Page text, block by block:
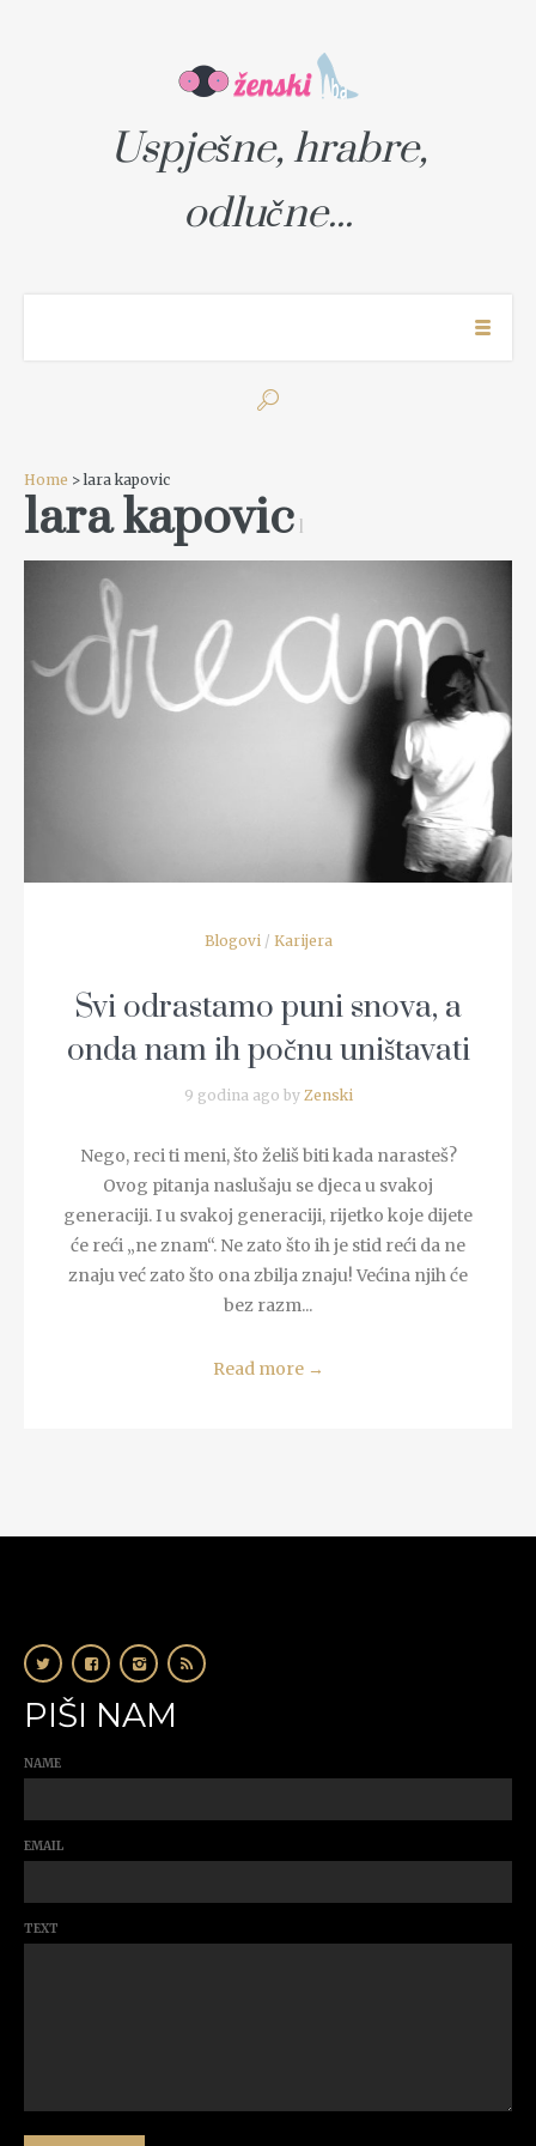
Uspješne, hrabre,
odlučne...
Home > lara kapovic
lara kapovic 1
Blogovi / Karijera
Svi odrastamo puni snova, a
onda nam ih počnu uništavati
9 godina ago by Zenski
Nego, reci ti meni, što želiš biti kada narasteš?
Ovog pitanja naslušaju se djeca u svakoj
generaciji. I u svakoj generaciji, rijetko koje dijete
će reći „ne znam“. Ne zato što ih je stid reći da ne
znaju već zato što ona zbilja znaju! Većina njih će
bez razm...
Read more →
PIŠI NAM
NAME
EMAIL
TEXT